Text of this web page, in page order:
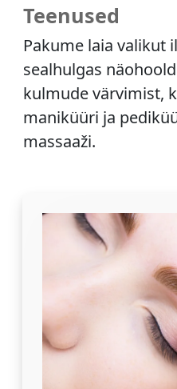
Teenused
Pakume laia valikut
sealhulgas
kulmude värvimist,
maniküüri ja
massaaži.